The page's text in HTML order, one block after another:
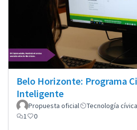
Belo Horizonte: Programa
Inteligente
Propuesta oficial
Tecnología
1
0